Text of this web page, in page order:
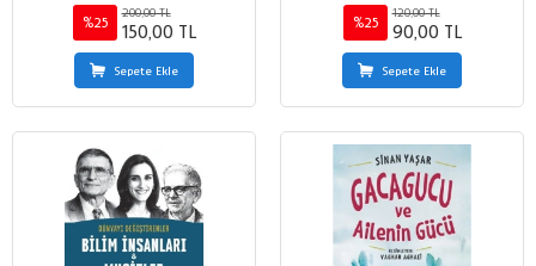
%25
200,00 TL
150,00 TL
Sepete Ekle
%25
120,00 TL
90,00 TL
Sepete Ekle